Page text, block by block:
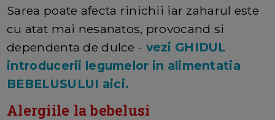
Sarea poate afecta rinichii iar zaharul este
cu atat mai nesanatos, provocand si
dependenta de dulce - vezi GHIDUL
introducerii legumelor in alimentatia
BEBELUSULUI aici.
Alergiile la bebelusi